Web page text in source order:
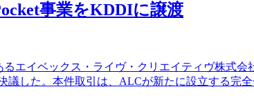
事業をKDDIに譲渡
エイベックス・ライヴ・クリエイティヴ株式
した。本件取引は、ALCが新たに設立する完